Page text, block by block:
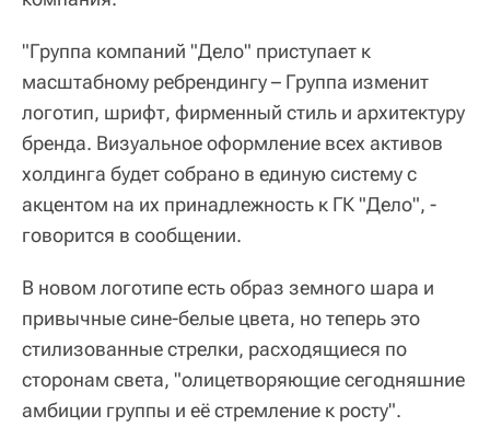
"Группа компаний "Дело" приступает к
масштабному ребрендингу – Группа изменит
логотип, шрифт, фирменный стиль и архитектуру
бренда. Визуальное оформление всех активов
холдинга будет собрано в единую систему с
акцентом на их принадлежность к ГК "Дело", -
говорится в сообщении.
В новом логотипе есть образ земного шара и
привычные сине-белые цвета, но теперь это
стилизованные стрелки, расходящиеся по
сторонам света, "олицетворяющие сегодняшние
амбиции группы и её стремление к росту".